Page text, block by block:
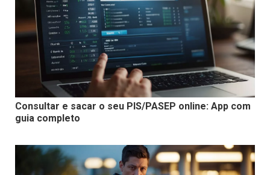
Consultar e sacar o seu PIS/PASEP online: App com
guia completo